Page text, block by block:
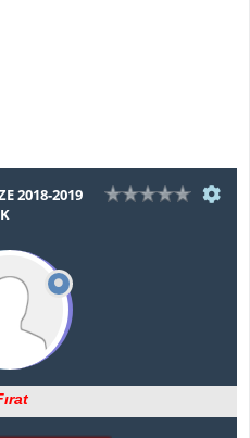
2018-2019